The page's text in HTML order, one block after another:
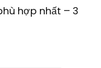
hợp nhất – 3